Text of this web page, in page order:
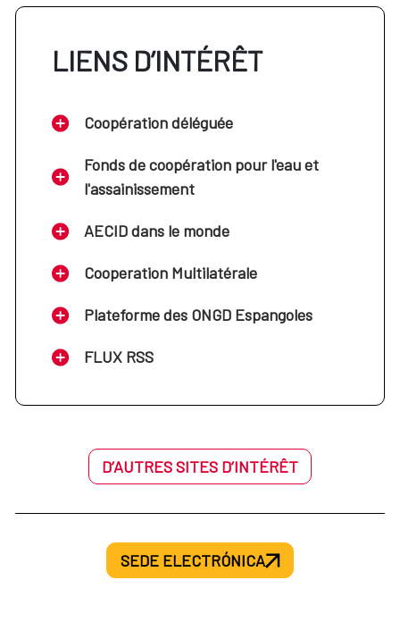
LIENS D’INTÉRÊT
Coopération déléguée
Fonds de coopération pour l'eau et
l'assainissement
AECID dans le monde
Cooperation Multilatérale
Plateforme des ONGD Espangoles
FLUX RSS
D’AUTRES SITES D’INTÉRÊT
SEDE ELECTRÓNICA